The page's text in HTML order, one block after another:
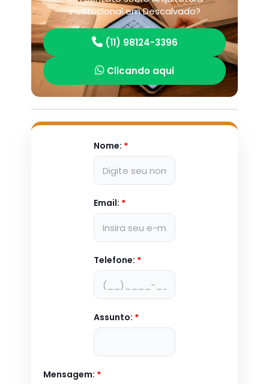
Institucional em Descalvado?
(11) 98124-3396
Clicando aqui
Nome: *
Email: *
Telefone: *
Assunto: *
Mensagem: *